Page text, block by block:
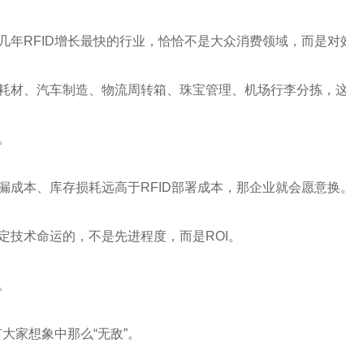
年RFID增长最快的行业，恰恰不是大众消费领域，而是对
材、汽车制造、物流周转箱、珠宝管理、机场行李分拣，
成本、库存损耗远高于RFID部署成本，那企业就会愿意换。
技术命运的，不是先进程度，而是ROI。
家想象中那么“无敌”。